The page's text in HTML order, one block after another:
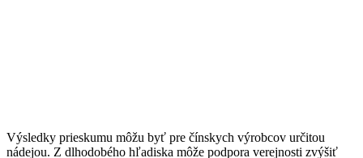
Výsledky prieskumu môžu byť pre čínskych výrobcov určitou
nádejou. Z dlhodobého hľadiska môže podpora verejnosti zvýšiť